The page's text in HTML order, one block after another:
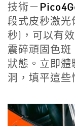
技術－
段式皮秒激光
秒)，可以有
震碎頑固色斑
狀態。立即體
洞，填平這些